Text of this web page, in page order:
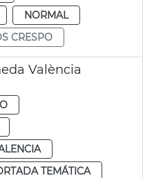
NORMAL
CRESPO
València
TEMÁTICA